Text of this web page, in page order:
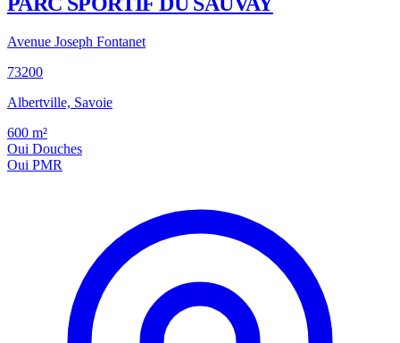
Avenue Joseph Fontanet
73200
Albertville, Savoie
600 m²
Oui Douches
Oui PMR